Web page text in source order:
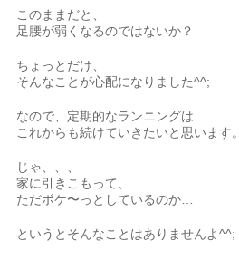
このままだと、
足腰が弱くなるのではないか？
ちょっとだけ、
そんなことが心配になりました^^;
なので、定期的なランニングは
これからも続けていきたいと思います。
じゃ、、、
家に引きこもって、
ただボケ〜っとしているのか…
というとそんなことはありませんよ^^;